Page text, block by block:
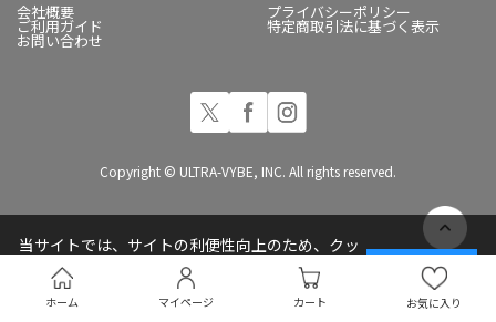
ホーム マイページ カート お気に入り
会社概要 プライバシーポリシー
ご利用ガイド 特定商取引法に基づく表示
お問い合わせ
Copyright © ULTRA-VYBE, INC. All rights reserved.
当サイトでは、サイトの利便性向上のため、クッ
キー(Cookie)を使用しています
プライバシーポリシー
承諾する